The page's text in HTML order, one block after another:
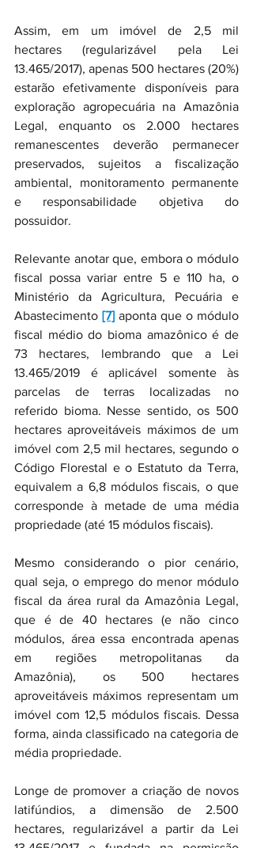
Assim, em um imóvel de 2,5 mil
hectares (regularizável pela Lei
13.465/2017), apenas 500 hectares (20%)
estarão efetivamente disponíveis para
exploração agropecuária na Amazônia
Legal, enquanto os 2.000 hectares
remanescentes deverão permanecer
preservados, sujeitos a fiscalização
ambiental, monitoramento permanente
e responsabilidade objetiva do
possuidor.
Relevante anotar que, embora o módulo
fiscal possa variar entre 5 e 110 ha, o
Ministério da Agricultura, Pecuária e
Abastecimento [7] aponta que o módulo
fiscal médio do bioma amazônico é de
73 hectares, lembrando que a Lei
13.465/2019 é aplicável somente às
parcelas de terras localizadas no
referido bioma. Nesse sentido, os 500
hectares aproveitáveis máximos de um
imóvel com 2,5 mil hectares, segundo o
Código Florestal e o Estatuto da Terra,
equivalem a 6,8 módulos fiscais, o que
corresponde à metade de uma média
propriedade (até 15 módulos fiscais).
Mesmo considerando o pior cenário,
qual seja, o emprego do menor módulo
fiscal da área rural da Amazônia Legal,
que é de 40 hectares (e não cinco
módulos, área essa encontrada apenas
em regiões metropolitanas da
Amazônia), os 500 hectares
aproveitáveis máximos representam um
imóvel com 12,5 módulos fiscais. Dessa
forma, ainda classificado na categoria de
média propriedade.
Longe de promover a criação de novos
latifúndios, a dimensão de 2.500
hectares, regularizável a partir da Lei